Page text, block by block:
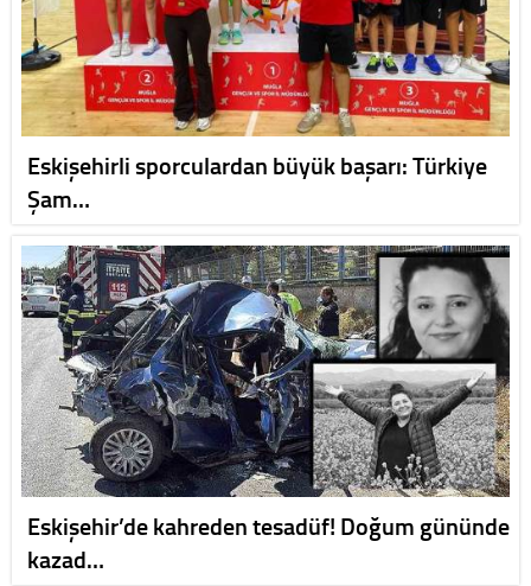
Eskişehirli sporculardan büyük başarı: Türkiye
Şam…
Eskişehir’de kahreden tesadüf! Doğum gününde
kazad…